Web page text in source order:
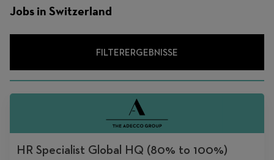
Jobs in Switzerland
FILTERERGEBNISSE
HR Specialist Global HQ (80% to 100%)